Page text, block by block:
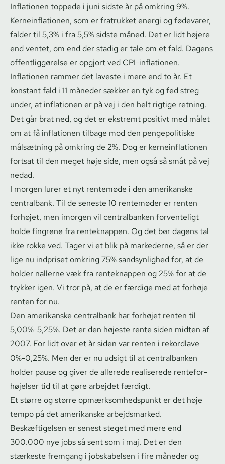
Inflationen toppede i juni sidste år på omkring 9%.
Ker­ne­in­f­la­tio­nen, som er fratrukket energi og fødevarer,
falder til 5,3% i fra 5,5% sidste måned. Det er lidt højere
end ventet, om end der stadig er tale om et fald. Dagens
of­fent­lig­gø­rel­se er opgjort ved CPI-inflationen.
Inflationen rammer det laveste i mere end to år. Et
konstant fald i 11 måneder sækker en tyk og fed streg
under, at inflationen er på vej i den helt rigtige retning.
Det går brat ned, og det er ekstremt positivt med målet
om at få inflationen tilbage mod den pengepolitiske
målsætning på omkring de 2%. Dog er ker­ne­in­f­la­tio­nen
fortsat til den meget høje side, men også så småt på vej
nedad.
I morgen lurer et nyt rentemøde i den amerikanske
centralbank. Til de seneste 10 rentemøder er renten
forhøjet, men imorgen vil centralbanken forventeligt
holde fingrene fra renteknappen. Og det bør dagens tal
ikke rokke ved. Tager vi et blik på markederne, så er der
lige nu indpriset omkring 75% sandsynlighed for, at de
holder nallerne væk fra renteknappen og 25% for at de
trykker igen. Vi tror på, at de er færdige med at forhøje
renten for nu.
Den amerikanske centralbank har forhøjet renten til
5,00%-5,25%. Det er den højeste rente siden midten af
2007. For lidt over et år siden var renten i rekordlave
0%-0,25%. Men der er nu udsigt til at centralbanken
holder pause og giver de allerede realiserede ren­te­for­
hø­jel­ser tid til at gøre arbejdet færdigt.
Et større og større op­mærk­som­heds­punkt er det høje
tempo på det amerikanske arbejdsmarked.
Beskæftigelsen er senest steget med mere end
300.000 nye jobs så sent som i maj. Det er den
stærkeste fremgang i jobskabelsen i fire måneder og